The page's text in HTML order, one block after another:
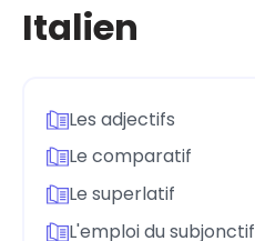
Italien
Les adjectifs
Le comparatif
Le superlatif
L'emploi du subjonctif